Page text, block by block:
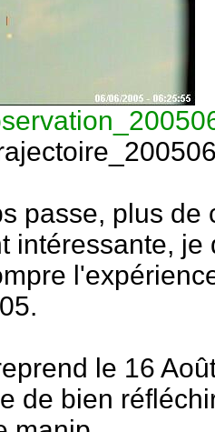
passe, plus de
intéressante, je
le 16
de bien